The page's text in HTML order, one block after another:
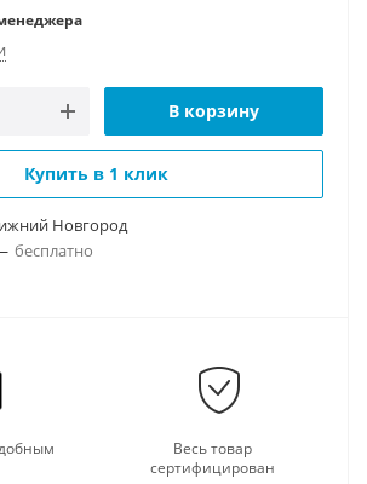
В корзину
Купить в 1 клик
Новгород
бесплатно
Весь товар
сертифицирован